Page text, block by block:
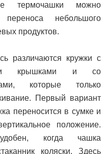
термочашки можно
небольшого
продуктов.
различаются кружки с
крышками и со
которые только
Первый вариант
переносится в сумке и
положение.
когда чашка
коляски. Здесь